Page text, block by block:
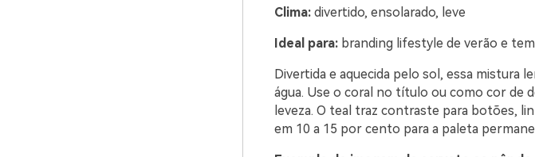
Clima:divertido, ensolarado, leve
Ideal para:branding lifestyle de verão e
Divertida e aquecida pelo sol, essa mistura
água. Use o coral no título ou como cor de
leveza. O teal traz contraste para botões,
em 10 a 15 por cento para a paleta